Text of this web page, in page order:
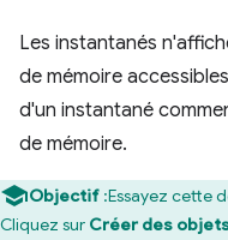
Les instantanés
de mémoire
d'un instantané
de mémoire.
Objectif :Essayez cette
Cliquez sur Créer des